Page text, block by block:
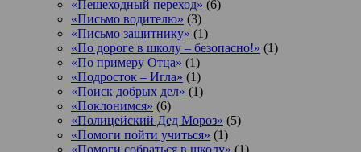
«Пешеходный переход» (6)
«Письмо водителю» (3)
«Письмо защитнику» (1)
«По дороге в школу – безопасно!» (1)
«По примеру Отца» (1)
«Подросток ‒ Игла» (1)
«Поиск добрых дел» (1)
«Поклонимся» (6)
«Полицейский Дед Мороз» (5)
«Помоги пойти учиться» (1)
«Помоги собраться в школу» (1)